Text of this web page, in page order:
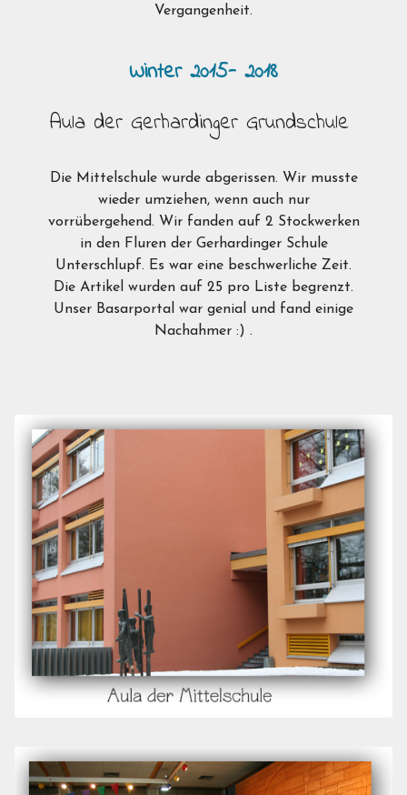
Vergangenheit.
Winter 2015- 2018
Aula der Gerhardinger Grundschule
Die Mittelschule wurde abgerissen. Wir musste
wieder umziehen, wenn auch nur
vorrübergehend. Wir fanden auf 2 Stockwerken
in den Fluren der Gerhardinger Schule
Unterschlupf. Es war eine beschwerliche Zeit.
Die Artikel wurden auf 25 pro Liste begrenzt.
Unser Basarportal war genial und fand einige
Nachahmer :) .